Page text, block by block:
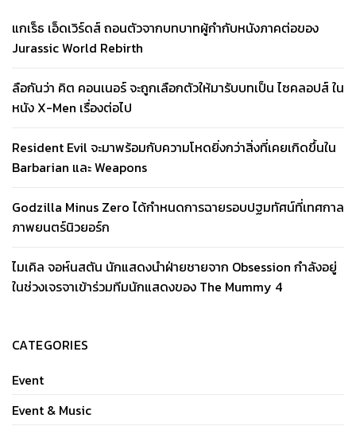
แกเร็ธ เอ็ดเวิร์ดส์ ถอนตัวจากบทบาทผู้กำกับหนังภาคต่อของ
Jurassic World Rebirth
ลือกันว่า คิต คอนเนอร์ จะถูกเลือกตัวให้มารับบทเป็น ไซคลอปส์ ใน
หนัง X-Men เรื่องต่อไป
Resident Evil จะมาพร้อมกับความโหดยิ่งกว่าสิ่งที่เคยเกิดขึ้นใน
Barbarian และ Weapons
Godzilla Minus Zero ได้กำหนดการฉายรอบปฐมทัศน์ที่เทศกาล
ภาพยนตร์นิวยอร์ก
ไมเคิล จอห์นสตัน นักแสดงนำฝ่ายชายจาก Obsession กำลังอยู่
ในช่วงเจรจาเข้าร่วมทีมนักแสดงของ The Mummy 4
CATEGORIES
Event
Event & Music